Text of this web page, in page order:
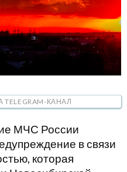
КАНАЛ
МЧС России
в связи
которая